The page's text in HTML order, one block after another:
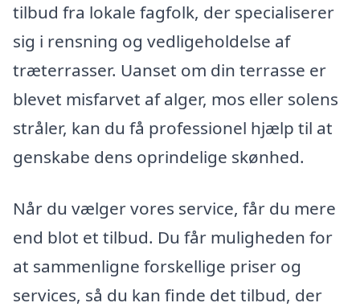
tilbud fra lokale fagfolk, der specialiserer
sig i rensning og vedligeholdelse af
træterrasser. Uanset om din terrasse er
blevet misfarvet af alger, mos eller solens
stråler, kan du få professionel hjælp til at
genskabe dens oprindelige skønhed.
Når du vælger vores service, får du mere
end blot et tilbud. Du får muligheden for
at sammenligne forskellige priser og
services, så du kan finde det tilbud, der